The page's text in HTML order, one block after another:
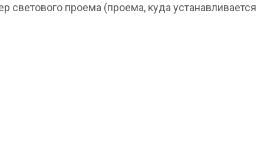
проема (проема, куда устанавливается